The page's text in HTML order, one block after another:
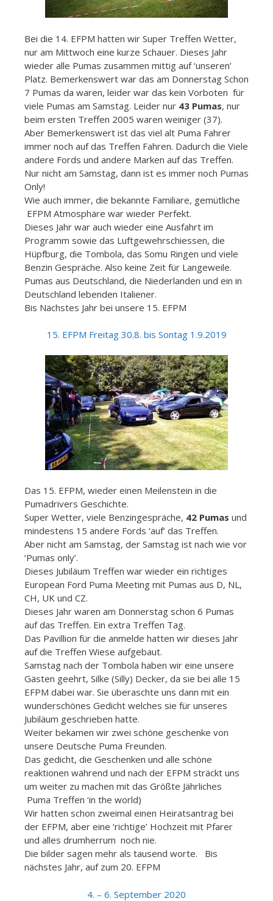
Bei die 14. EFPM hatten wir Super Treffen Wetter,
nur am Mittwoch eine kurze Schauer. Dieses Jahr
wieder alle Pumas zusammen mittig auf ‘unseren’
Platz. Bemerkenswert war das am Donnerstag Schon
7 Pumas da waren, leider war das kein Vorboten für
viele Pumas am Samstag. Leider nur 43 Pumas, nur
beim ersten Treffen 2005 waren weiniger (37).
Aber Bemerkenswert ist das viel alt Puma Fahrer
immer noch auf das Treffen Fahren. Dadurch die Viele
andere Fords und andere Marken auf das Treffen.
Nur nicht am Samstag, dann ist es immer noch Pumas
Only!
Wie auch immer, die bekannte Familiare, gemütliche
EFPM Atmosphäre war wieder Perfekt.
Dieses Jahr war auch wieder eine Ausfahrt im
Programm sowie das Luftgewehrschiessen, die
Hüpfburg, die Tombola, das Somu Ringen und viele
Benzin Gespräche. Also keine Zeit für Langeweile.
Pumas aus Deutschland, die Niederlanden und ein in
Deutschland lebenden Italiener.
Bis Nächstes Jahr bei unsere 15. EFPM
15. EFPM Freitag 30.8. bis Sontag 1.9.2019
Das 15. EFPM, wieder einen Meilenstein in die
Pumadrivers Geschichte.
Super Wetter, viele Benzingespräche, 42 Pumas und
mindestens 15 andere Fords ‘auf’ das Treffen.
Aber nicht am Samstag, der Samstag ist nach wie vor
‘Pumas only’.
Dieses Jubiläum Treffen war wieder ein richtiges
European Ford Puma Meeting mit Pumas aus D, NL,
CH, UK und CZ.
Dieses Jahr waren am Donnerstag schon 6 Pumas
auf das Treffen. Ein extra Treffen Tag.
Das Pavillion für die anmelde hatten wir dieses Jahr
auf die Treffen Wiese aufgebaut.
Samstag nach der Tombola haben wir eine unsere
Gästen geehrt, Silke (Silly) Decker, da sie bei alle 15
EFPM dabei war. Sie überaschte uns dann mit ein
wunderschönes Gedicht welches sie für unseres
Jubiläum geschrieben hatte.
Weiter bekamen wir zwei schöne geschenke von
unsere Deutsche Puma Freunden.
Das gedicht, die Geschenken und alle schöne
reaktionen während und nach der EFPM sträckt uns
um weiter zu machen mit das Größte Jährliches
Puma Treffen ‘in the world)
Wir hatten schon zweimal einen Heiratsantrag bei
der EFPM, aber eine ‘richtige’ Hochzeit mit Pfarer
und alles drumherrum noch nie.
Die bilder sagen mehr als tausend worte. Bis
nächstes Jahr, auf zum 20. EFPM
4. – 6. September 2020